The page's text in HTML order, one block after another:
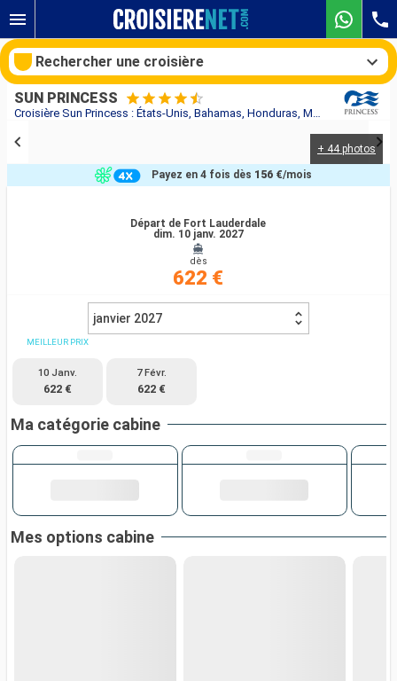
Croisière Sun Princess : États-Unis, Bahamas, Honduras, Mexique au départ de Fort Lauderdale
SUN PRINCESS
+ 44 photos
Départ de Fort Lauderdale
dim. 10 janv. 2027
dès
622 €
Payez en 4 fois dès 156 €/mois
janvier 2027
MEILLEUR PRIX
10 Janv.
622 €
7 Févr.
622 €
Ma catégorie cabine
Mes options cabine
Rechercher une croisière
Compagnies
Rechercher